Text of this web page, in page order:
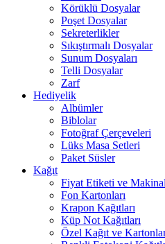
Körüklü Dosyalar
Poşet Dosyalar
Sekreterlikler
Sıkıştırmalı Dosyalar
Sunum Dosyaları
Telli Dosyalar
Zarf
Hediyelik
Albümler
Biblolar
Fotoğraf Çerçeveleri
Lüks Masa Setleri
Paket Süsler
Kağıt
Fiyat Etiketi ve
Fon Kartonları
Krapon Kağıtları
Küp Not Kağıtları
Özel Kağıt ve